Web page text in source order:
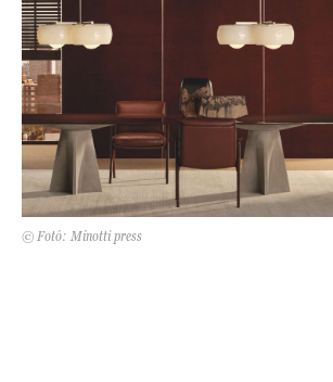
© Fotó: Minotti press